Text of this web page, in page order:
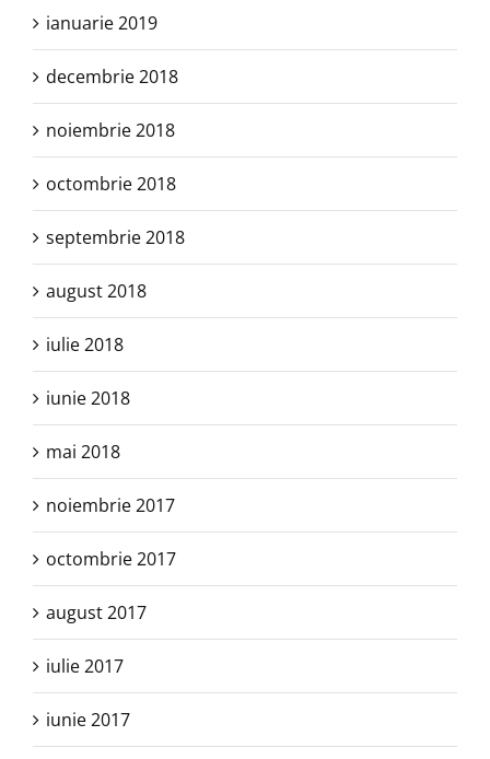
ianuarie 2019
decembrie 2018
noiembrie 2018
octombrie 2018
septembrie 2018
august 2018
iulie 2018
iunie 2018
mai 2018
noiembrie 2017
octombrie 2017
august 2017
iulie 2017
iunie 2017